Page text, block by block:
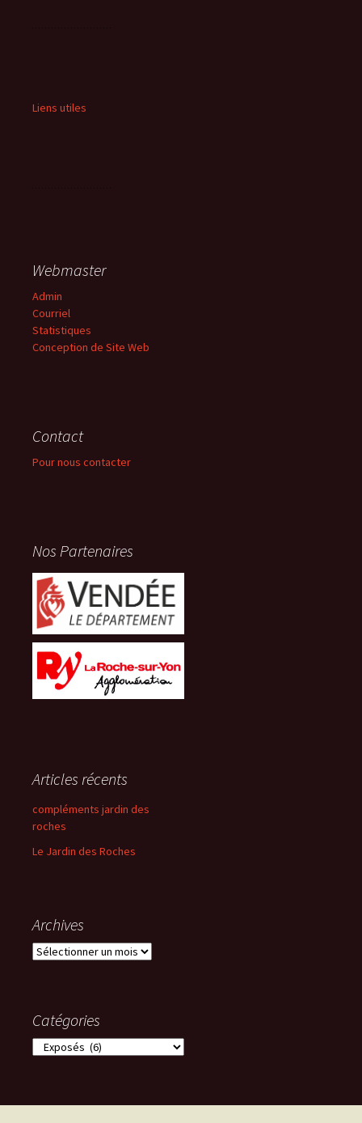
Liens utiles
Webmaster
Admin
Courriel
Statistiques
Conception de Site Web
Contact
Pour nous contacter
Nos Partenaires
Articles récents
compléments jardin des
roches
Le Jardin des Roches
Archives
Archives
Catégories
Catégories